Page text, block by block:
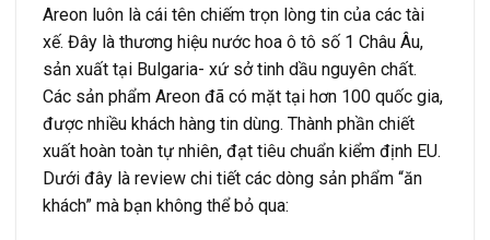
Areon luôn là cái tên chiếm trọn lòng tin của các tài
xế. Đây là thương hiệu nước hoa ô tô số 1 Châu Âu,
sản xuất tại Bulgaria- xứ sở tinh dầu nguyên chất.
Các sản phẩm Areon đã có mặt tại hơn 100 quốc gia,
được nhiều khách hàng tin dùng. Thành phần chiết
xuất hoàn toàn tự nhiên, đạt tiêu chuẩn kiểm định EU.
Dưới đây là review chi tiết các dòng sản phẩm “ăn
khách” mà bạn không thể bỏ qua: